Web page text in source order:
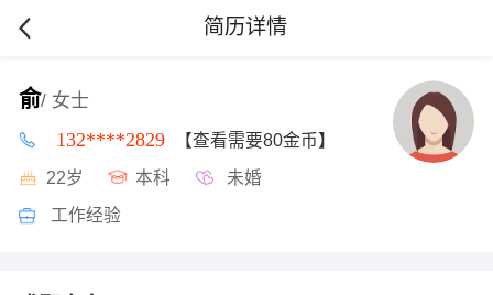
简历详情
俞/ 女士
132****2829 【查看需要80金币】
22岁 本科 未婚
工作经验